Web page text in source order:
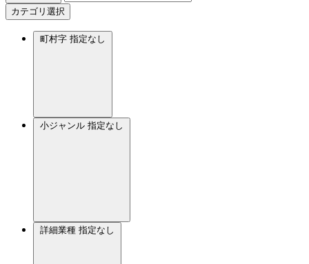
カテゴリ選択
町村字 指定なし
小ジャンル 指定なし
詳細業種 指定なし